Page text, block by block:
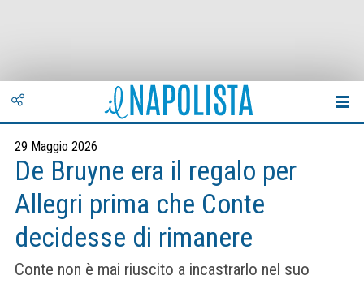
29 Maggio 2026
De Bruyne era il regalo per
Allegri prima che Conte
decidesse di rimanere
Conte non è mai riuscito a incastrarlo nel suo